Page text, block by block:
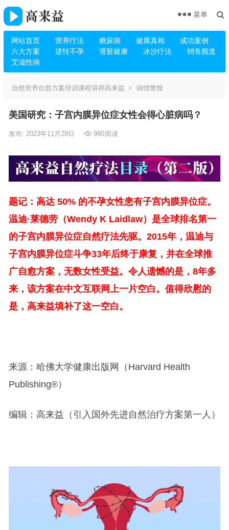
网站首页 营养疗法 糖尿病 健康真相
成功案例
六大方案
逆转不孕 肾脏健康 冰沙疗法
销售频道
艾滋性病
菜单
自然营养自愈方案培训课程讲师高来益 病情警报
美国研究：子宫内膜异位症女性会得心脏病吗？
发布: 2023年11月29日 990阅读
题记：高达 50% 的不孕女性患有子宫内膜异位症。
温迪·莱德劳（Wendy K Laidlaw）是全球排名第一
的子宫内膜异位症自然疗法先驱。2015年，温迪与
子宫内膜异位症斗争33年后终于康复，并在全球推
广自愈方案，无数女性受益。令人遗憾的是，8年多
来，该方案在中文互联网上一片空白。值得欣慰的
是，高来益填补了这一空白。
来源：哈佛大学健康出版网（Harvard Health
Publishing®）
编辑：高来益（引入国外先进自然治疗方案第一人）